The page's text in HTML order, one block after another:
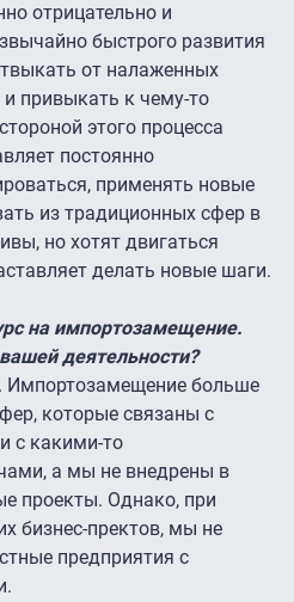
отрицательно и
быстрого развития
от налаженных
и привыкать к чему-то
этого процесса
постоянно
применять новые
из традиционных сфер в
но хотят двигаться
делать новые шаги.
на импортозамещение.
деятельности?
Импортозамещение больше
которые связаны с
с какими-то
а мы не внедрены в
проекты. Однако, при
бизнес-пректов, мы не
предприятия с